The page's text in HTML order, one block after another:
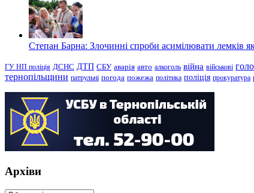
Степан Барна: Злочинні спроби асимілювати лемків
ГУ НП поліція ДСНС ДТП СБУ аварія авто алкоголь війна військові
тернопільщини патрульні погода пожежа політика поліція прокуратура
Архіви